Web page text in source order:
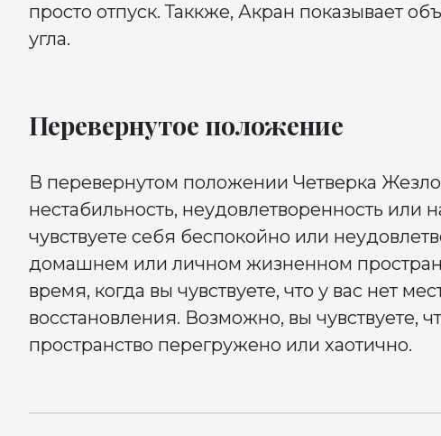
просто отпуск. Таккже, Акран показывает
угла.
Перевернутое положение
В перевернутом положении Четверка
нестабильность, неудовлетворенность
чувствуете себя беспокойно или
домашнем или личном жизненном
время, когда вы чувствуете, что у вас нет
восстановления. Возможно, вы чувствуете,
пространство перегружено или хаотично.